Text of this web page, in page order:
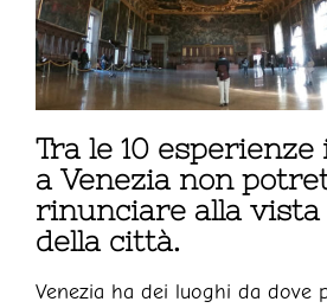
Tra le 10
a Venezia non
rinunciare alla vista
della città.
Venezia ha dei luoghi da dove